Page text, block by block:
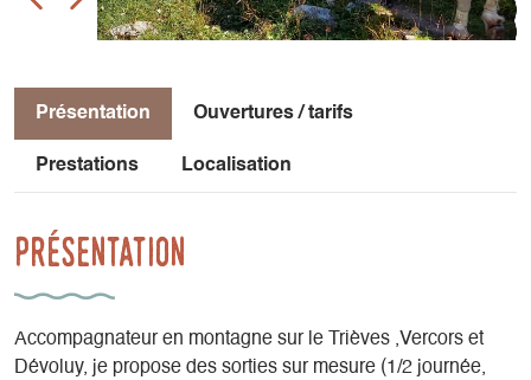
Présentation Ouvertures / tarifs
Prestations Localisation
Présentation
Accompagnateur en montagne sur le Trièves ,Vercors et
Dévoluy, je propose des sorties sur mesure (1/2 journée,